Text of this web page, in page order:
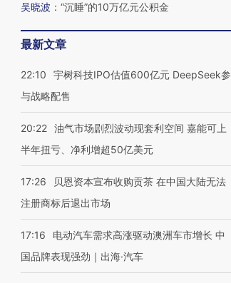
吴晓波 ： “沉睡”的10万亿元公积金
最新文章
22:10
宇树科技IPO估值600亿元 DeepSeek参
与战略配售
20:22 油气市场剧烈波动现套利空间 嘉能可上
半年扭亏、净利增超50亿美元
17:26
贝恩资本宣布收购贡茶 在中国大陆无法
注册商标后退出市场
17:16
电动汽车需求高涨驱动澳洲车市增长 中
国品牌表现强劲｜出海·汽车